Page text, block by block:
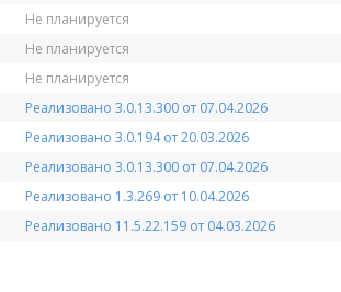
Не планируется
Не планируется
Не планируется
Реализовано 3.0.13.300 от 07.04.2026
Реализовано 3.0.194 от 20.03.2026
Реализовано 3.0.13.300 от 07.04.2026
Реализовано 1.3.269 от 10.04.2026
Реализовано 11.5.22.159 от 04.03.2026